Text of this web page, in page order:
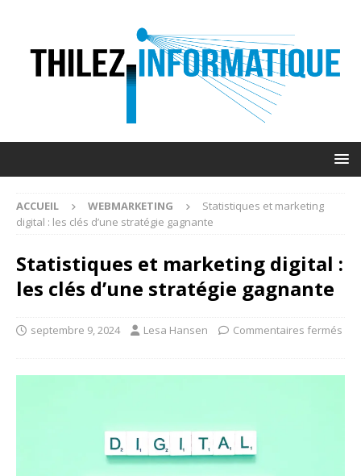
ACCUEIL WEBMARKETING
Statistiques et marketing
digital : les clés d’une stratégie gagnante
Statistiques et marketing digital :
les clés d’une stratégie gagnante
septembre 9, 2024 Lesa Hansen Commentaires fermés